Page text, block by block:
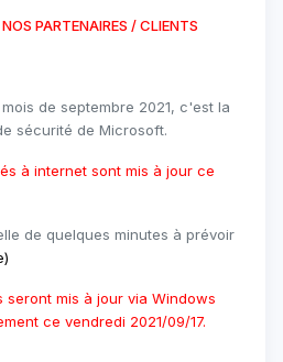
PARTENAIRES / CLIENTS
de septembre 2021, c'est la
sécurité de Microsoft.
à internet sont mis à jour ce
quelques minutes à prévoir
)
seront mis à jour via Windows
ce vendredi 2021/09/17.